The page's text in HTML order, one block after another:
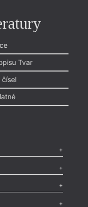
Tvar
čísel
soutěž,